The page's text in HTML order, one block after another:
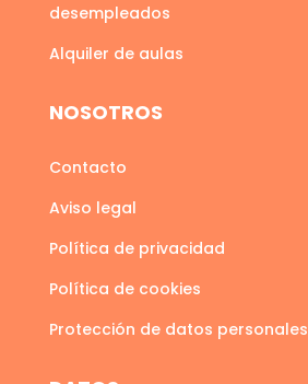
desempleados
Alquiler de aulas
NOSOTROS
Contacto
Aviso legal
Política de privacidad
Política de cookies
Protección de datos personales